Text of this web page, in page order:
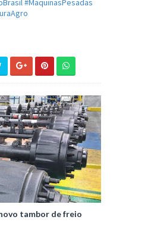
#MaquinasPesadas
tambor de freio